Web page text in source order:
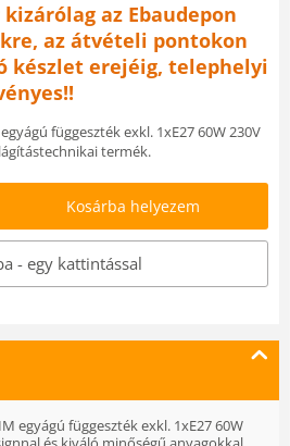
az Ebaudepon
az átvételi pontokon
készlet erejéig, telephelyi
függeszték exkl. 1xE27 60W 230V
termék.
Kosárba helyezem
- egy kattintással
egyágú függeszték exkl. 1xE27 60W